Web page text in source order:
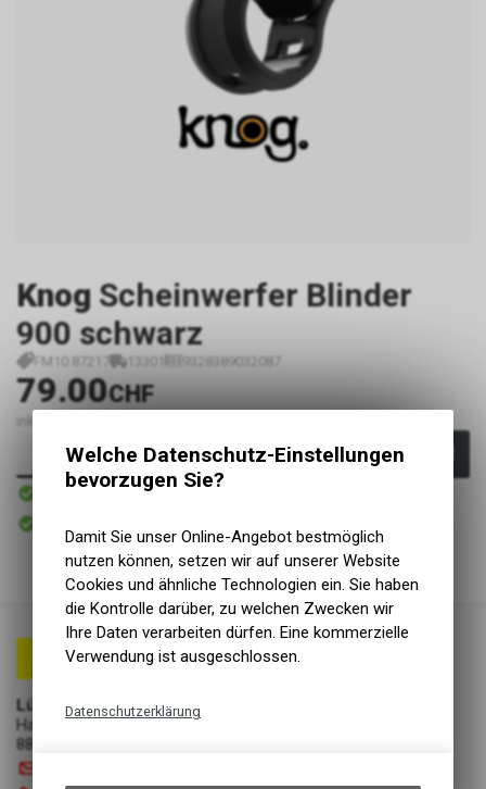
Knog Scheinwerfer Blinder
900 schwarz
FM10.87217 13301 9328389032087
79.00CHF
inkl. MwSt., zzgl.
In den Warenkorb
Sofort verfügbar
Abholung Lüscher Motor- & Bike World
Lüscher Motor- & Bike World
Hauptstrasse 29a
8867 Niederurnen
Welche Datenschutz-Einstellungen
bevorzugen Sie?
Damit Sie unser Online-Angebot bestmöglich
nutzen können, setzen wir auf unserer Website
Cookies und ähnliche Technologien ein. Sie haben
die Kontrolle darüber, zu welchen Zwecken wir
Ihre Daten verarbeiten dürfen. Eine kommerzielle
Verwendung ist ausgeschlossen.
Datenschutzerklärung